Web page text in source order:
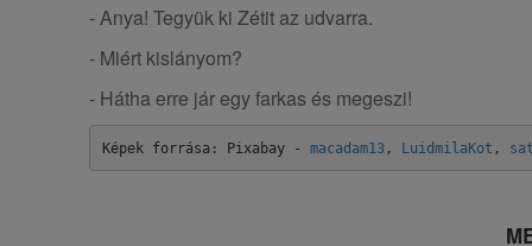
- Anya! Tegyük ki Zétit az udvarra.
- Miért kislányom?
- Hátha erre jár egy farkas és megeszi!
Képek forrása: Pixabay - macadam13, LuidmilaKot ,